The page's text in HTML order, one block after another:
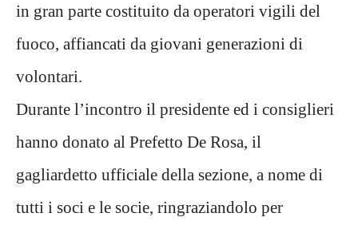
in gran parte costituito da operatori vigili del
fuoco, affiancati da giovani generazioni di
volontari.
Durante l’incontro il presidente ed i consiglieri
hanno donato al Prefetto De Rosa, il
gagliardetto ufficiale della sezione, a nome di
tutti i soci e le socie, ringraziandolo per